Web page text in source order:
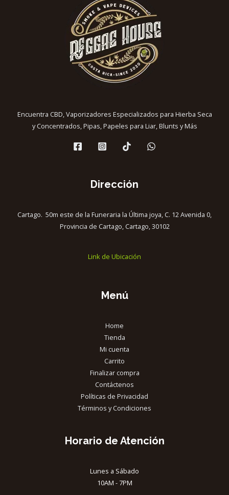
Encuentra CBD, Vaporizadores Especializados para Hierba Seca
y Concentrados, Pipas, Papeles para Liar, Blunts y Más
Dirección
Cartago. 50m este de la Funeraria la Última joya, C. 12 Avenida 0,
Provincia de Cartago, Cartago, 30102
Link de Ubicación
Menú
Home
Tienda
Mi cuenta
Carrito
Finalizar compra
Contáctenos
Políticas de Privacidad
Términos y Condiciones
Horario de Atención
Lunes a Sábado
10AM - 7PM